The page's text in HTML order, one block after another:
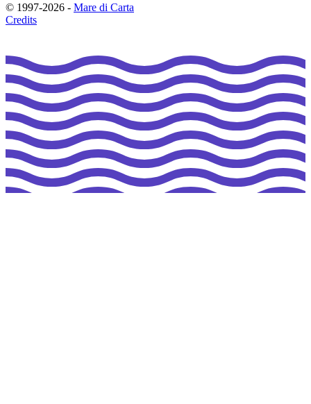
© 1997-2026 - Mare di Carta
Credits